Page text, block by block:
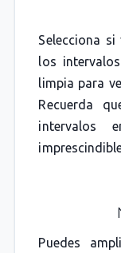
Selecciona
los
limpia para
Recuerda
intervalos
Puedes